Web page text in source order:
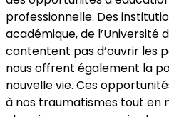
professionnelle. Des
académique, de l’Université
contentent pas d’ouvrir les
nous offrent également la
nouvelle vie. Ces
à nos traumatismes tout en